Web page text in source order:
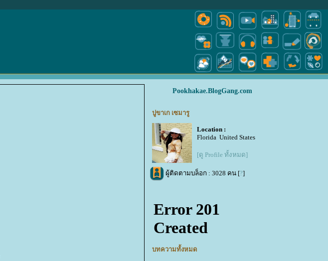
Pookhakae.BlogGang.com
ปูขาเก เซมารู
Location :
Florida United States
[ดู Profile ทั้งหมด]
ผู้ติดตามบล็อก : 3028 คน [?]
บทความทั้งหมด